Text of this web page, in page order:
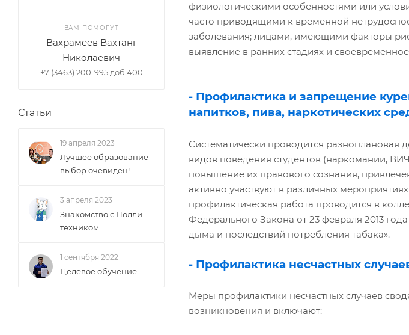
физиологическими особенностями или
часто приводящими к временной
заболевания; лицами, имеющими факторы
выявление в ранних стадиях и
- Профилактика и запрещение
напитков, пива, наркотических
Систематически проводится разноплановая
видов поведения студентов (наркомании,
повышение их правового сознания,
активно участвуют в различных
профилактическая работа проводится в
Федерального Закона от 23 февраля 2013
дыма и последствий потребления табака».
- Профилактика несчастных
Меры профилактики несчастных случаев
возникновения и включают:
ВАМ ПОМОГУТ
Вахрамеев Вахтанг
Николаевич
+7 (3463) 200-995 доб 400
Статьи
19 апреля 2023
Лучшее образование -
выбор очевиден!
3 апреля 2023
Знакомство с Полли-
техником
1 сентября 2022
Целевое обучение